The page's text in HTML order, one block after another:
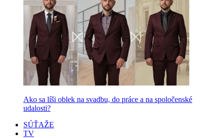
Ako sa líši oblek na svadbu, do práce a na spoločenské
udalosti?
SÚŤAŽE
TV